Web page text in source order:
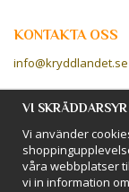
KONTAKTA OSS
info@kryddlandet.se
Följ oss på
Följ oss på
VI
Vi använder
våra webbplatser
vi in information